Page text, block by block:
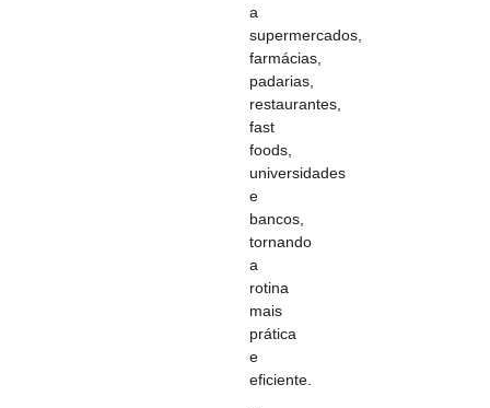
a
supermercados,
farmácias,
padarias,
restaurantes,
fast
foods,
universidades
e
bancos,
tornando
a
rotina
mais
prática
e
eficiente.